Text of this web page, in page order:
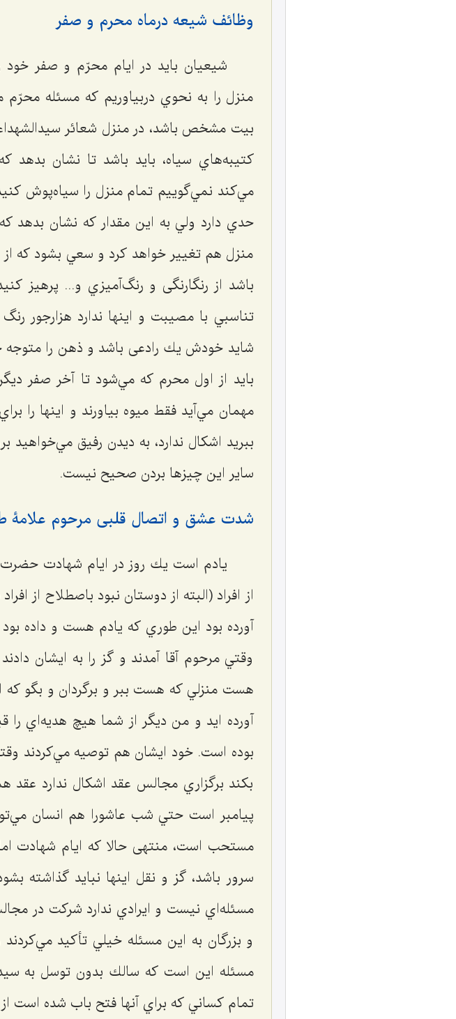
وظائف شيعه درماه محرم و صفر
شيعیان بايد در ايام محرّم و صفر خود
منزل را به نحوي دربياوريم كه مسئله
بيت مشخص باشد، در منزل شعائر سيدالشهداء
كتيبه‌هاي سياه، بايد باشد تا نشان
مي‌كند نمي‌گوييم تمام منزل را سياه‌پوش
حدي دارد ولي به این مقدار كه نشان
منزل هم تغيير خواهد كرد و سعي بشود كه از
باشد از رنگارنگی و رنگ‌آميزي و... پرهیز
تناسبي با مصيبت و اينها ندارد هزارجور
شاید خودش يك رادعی ‌باشد و ذهن را متوجه
بايد از اول محرم كه مي‌شود تا آخر صفر
مهمان مي‌آيد فقط ميوه بياورند و اينها را
ببريد اشكال ندارد، به ديدن رفيق
ساير اين چيزها بردن صحيح نيست.
شدت عشق و اتصال قلبی مرحوم علامۀ
يادم است يك روز در ايام شهادت حضرت
از افراد (البته از دوستان نبود باصطلاح از
آورده بود اين طوري كه يادم هست و داده
وقتي مرحوم آقا آمدند و گز را به ایشان
هست منزلي كه هست ببر و برگردان و بگو كه
آورده ايد و من ديگر از شما هيچ هديه‌اي
بوده است. خود ايشان هم توصيه مي‌كردند
بكند برگزاري مجالس عقد اشكال ندارد
پيامبر است حتي شب عاشورا هم انسان
مستحب است، منتهی حالا که ایام شهادت
سرور باشد، گز و نقل اينها نبايد گذاشته
مسئله‌اي نيست و ايرادي ندارد شركت در
و بزرگان به اين مسئله خيلي تأكيد مي‌كردند
مسئله اين است كه سالك بدون توسل به
تمام كساني كه براي آنها فتح باب شده است